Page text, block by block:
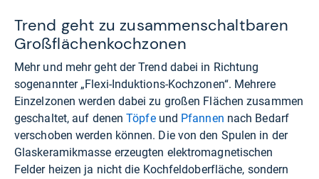
Trend geht zu zusammenschaltbaren
Großflächenkochzonen
Mehr und mehr geht der Trend dabei in Richtung
sogenannter „Flexi-Induktions-Kochzonen“. Mehrere
Einzelzonen werden dabei zu großen Flächen zusammen
geschaltet, auf denenTöpfeund Pfannen nach Bedarf
verschoben werden können. Die von den Spulen in der
Glaskeramikmasse erzeugten elektromagnetischen
Felder heizen ja nicht die Kochfeldoberfläche, sondern